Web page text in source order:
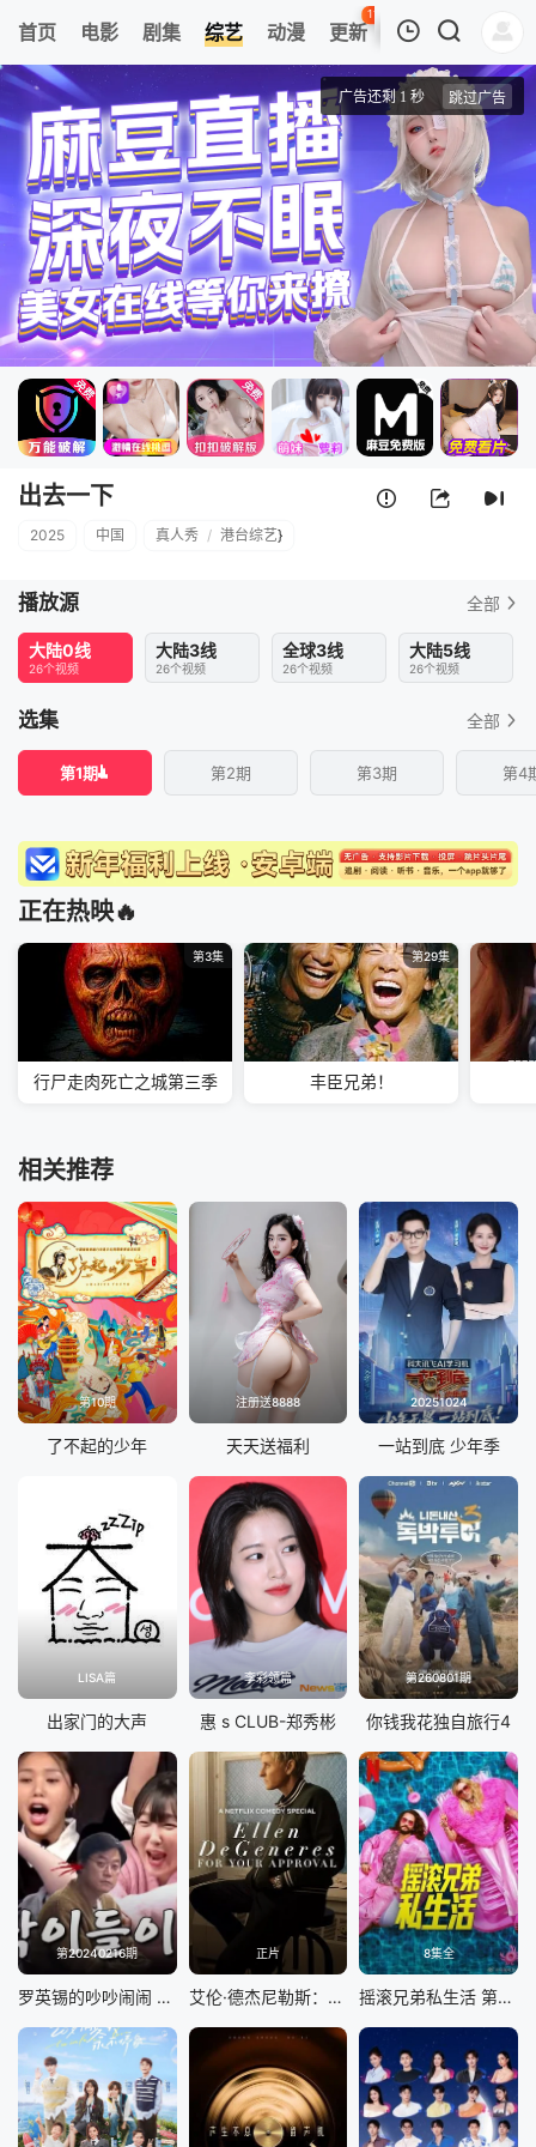
首页 电影 剧集 综艺 动漫 更新
112
热榜 APP
我的观影记录
第1期
出去一下
清空
出去一下
2025 中国 真人秀 / 港台综艺}
播放源 全部
大陆0线
26个视频
大陆3线
26个视频
全球3线
26个视频
大陆5线
26个视频
选集 全部
第1期 第2期 第3期 第4
正在热映🔥
第3集
行尸走肉死亡之城第三季
第29集
丰臣兄弟！
相关推荐
第10期
了不起的少年
注册送8888
天天送福利
20251024
一站到底 少年季
LISA篇
出家门的大声
李彩领篇
惠 s CLUB-郑秀彬
第260801期
你钱我花独自旅行4
第20240216期
罗英锡的吵吵闹闹 蹦蹦地球游戏厅篇
正片
艾伦·德杰尼勒斯：请你许可
8集全
摇滚兄弟私生活 第二季